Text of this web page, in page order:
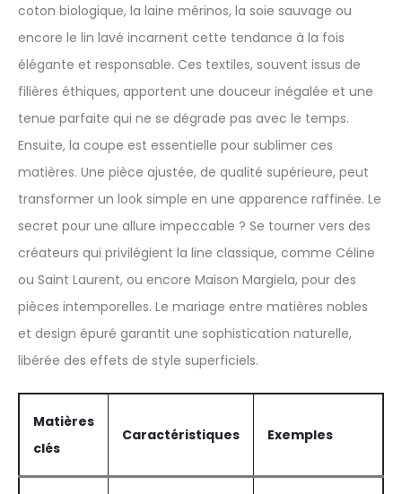
coton biologique, la laine mérinos, la soie sauvage ou
encore le lin lavé incarnent cette tendance à la fois
élégante et responsable. Ces textiles, souvent issus de
filières éthiques, apportent une douceur inégalée et une
tenue parfaite qui ne se dégrade pas avec le temps.
Ensuite, la coupe est essentielle pour sublimer ces
matières. Une pièce ajustée, de qualité supérieure, peut
transformer un look simple en une apparence raffinée. Le
secret pour une allure impeccable ? Se tourner vers des
créateurs qui privilégient la line classique, comme Céline
ou Saint Laurent, ou encore Maison Margiela, pour des
pièces intemporelles. Le mariage entre matières nobles
et design épuré garantit une sophistication naturelle,
libérée des effets de style superficiels.
Matières
clés
Caractéristiques Exemples